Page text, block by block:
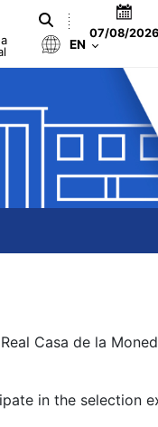
07/08/2026
EN
Casa de la
in the selection